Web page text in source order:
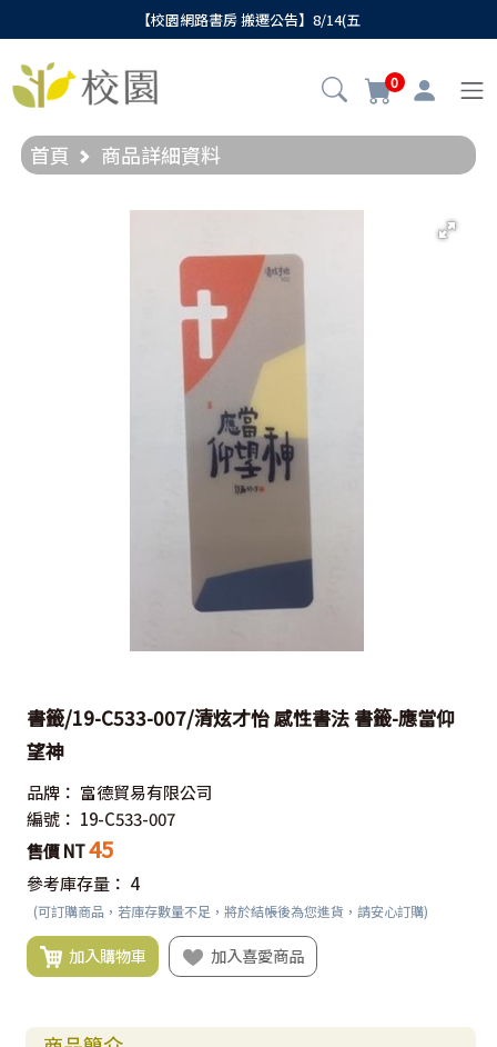
【校園網路書房 搬遷公告】8/14(五
0
首頁 商品詳細資料
書籤/19-C533-007/清炫才怡 感性書法 書籤-應當仰
望神
品牌： 富德貿易有限公司
編號： 19-C533-007
售價 NT45
參考庫存量： 4
(可訂購商品，若庫存數量不足，將於結帳後為您進貨，請安心訂購)
加入購物車 加入喜愛商品